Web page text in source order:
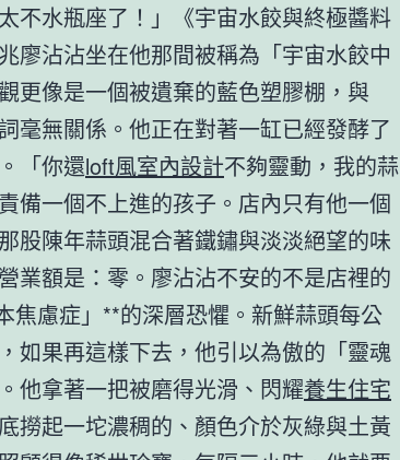
不水瓶座了！」《宇宙水餃與終極醬料
廖沾沾坐在他那間被稱為「宇宙水餃中
更像是一個被遺棄的藍色塑膠棚，與
毫無關係。他正在對著一缸已經發酵了
「你還loft風室內設計不夠靈動，我的蒜
備一個不上進的孩子。店內只有他一個
股陳年蒜頭混合著鐵鏽與淡淡絕望的味
業額是：零。廖沾沾不安的不是店裡的
焦慮症」**的深層恐懼。新鮮蒜頭每公
如果再這樣下去，他引以為傲的「靈魂
他拿著一把被磨得光滑、閃耀養生住宅
撈起一坨濃稠的、顏色介於灰綠與土黃